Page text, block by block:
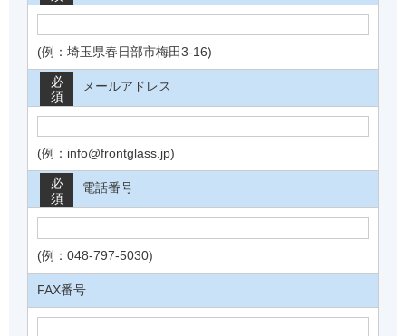
(例：埼玉県春日部市梅田3-16)
メールアドレス
必
須
(例：info@frontglass.jp)
電話番号
必
須
(例：048-797-5030)
FAX番号